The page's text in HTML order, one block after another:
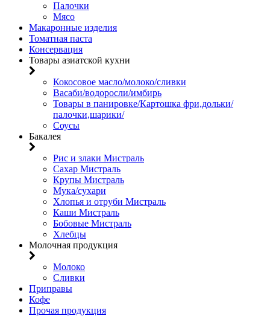
Палочки
Мясо
Макаронные изделия
Томатная паста
Консервация
Товары азиатской кухни
Кокосовое масло/молоко/сливки
Васаби/водоросли/имбирь
Товары в панировке/Картошка фри,дольки/
палочки,шарики/
Соусы
Бакалея
Рис и злаки Мистраль
Сахар Мистраль
Крупы Мистраль
Мука/сухари
Хлопья и отруби Мистраль
Каши Мистраль
Бобовые Мистраль
Хлебцы
Молочная продукция
Молоко
Сливки
Приправы
Кофе
Прочая продукция